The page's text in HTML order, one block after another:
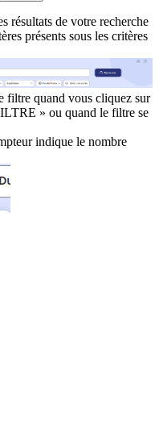
résultats de votre recherche
présents sous les critères
filtre quand vous cliquez sur
» ou quand le filtre se
indique le nombre